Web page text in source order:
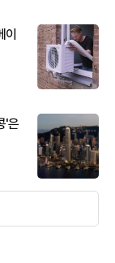
이
'은